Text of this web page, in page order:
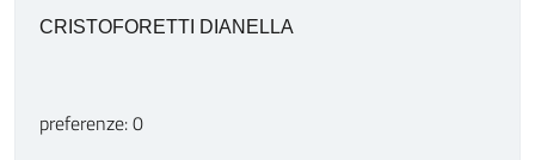
CRISTOFORETTI DIANELLA
preferenze: 0